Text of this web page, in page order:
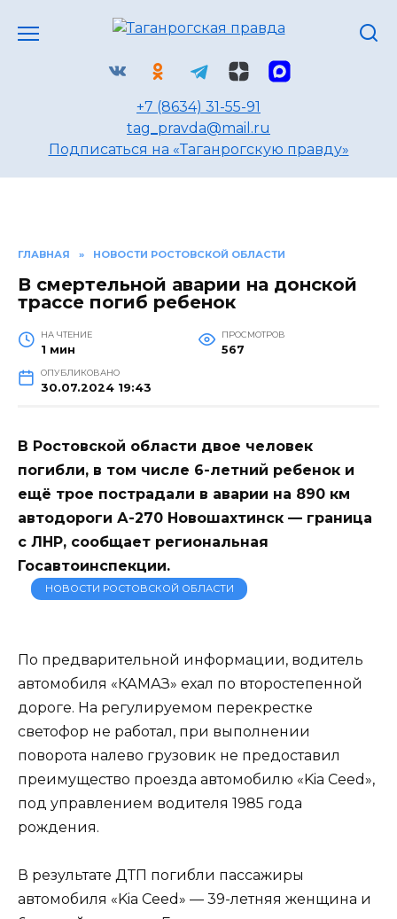
+7 (8634) 31-55-91
tag_pravda@mail.ru
Подписаться на «Таганрогскую правду»
ГЛАВНАЯ » НОВОСТИ РОСТОВСКОЙ ОБЛАСТИ
В смертельной аварии на донской
трассе погиб ребенок
НА ЧТЕНИЕ
1 мин
ПРОСМОТРОВ
567
ОПУБЛИКОВАНО
30.07.2024 19:43
В Ростовской области двое человек
погибли, в том числе 6-летний ребенок и
ещё трое пострадали в аварии на 890 км
автодороги А-270 Новошахтинск — граница
с ЛНР, сообщает региональная
Госавтоинспекции.
НОВОСТИ РОСТОВСКОЙ ОБЛАСТИ
По предварительной информации, водитель
автомобиля «КАМАЗ» ехал по второстепенной
дороге. На регулируемом перекрестке
светофор не работал, при выполнении
поворота налево грузовик не предоставил
преимущество проезда автомобилю «Kia Ceed»,
под управлением водителя 1985 года
рождения.
В результате ДТП погибли пассажиры
автомобиля «Kia Ceed» — 39-летняя женщина и